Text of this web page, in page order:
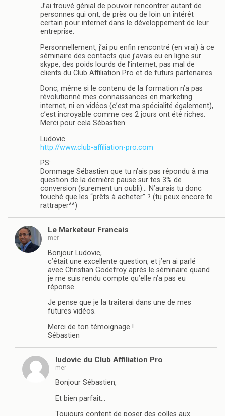
J’ai trouvé génial de pouvoir rencontrer autant de
personnes qui ont, de près ou de loin un intérêt
certain pour internet dans le développement de leur
entreprise.
Personnellement, j’ai pu enfin rencontré (en vrai) à ce
séminaire des contacts que j’avais eu en ligne sur
skype, des poids lourds de l’internet, pas mal de
clients du Club Affiliation Pro et de futurs partenaires.
Donc, même si le contenu de la formation n’a pas
révolutionné mes connaissances en marketing
internet, ni en vidéos (c’est ma spécialité également),
c’est incroyable comme ces 2 jours ont été riches.
Merci pour cela Sébastien.
Ludovic
http://www.club-affiliation-pro.com
PS:
Dommage Sébastien que tu n’ais pas répondu à ma
question de la dernière pause sur tes 3% de
conversion (surement un oubli)… N’aurais tu donc
touché que les “prêts à acheter” ? (tu peux encore te
rattraper^^)
Le Marketeur Francais
mer
Bonjour Ludovic,
c’était une excellente question, et j’en ai parlé
avec Christian Godefroy après le séminaire quand
je me suis rendu compte qu’elle n’a pas eu
réponse.
Je pense que je la traiterai dans une de mes
futures vidéos.
Merci de ton témoignage !
Sébastien
ludovic du Club Affiliation Pro
mer
Bonjour Sébastien,
Et bien parfait…
Toujours content de poser des colles aux